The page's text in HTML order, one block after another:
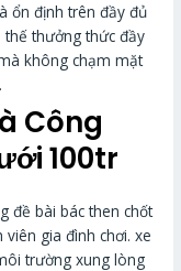
ổn định trên đầy đủ
thưởng thức đầy
không chạm mặt
Công
100tr
đề bài bác then chốt
gia đình chơi. xe
trường xung lòng